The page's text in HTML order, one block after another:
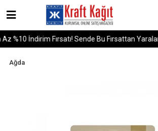
%10 İndirim Fırsatı! Sende Bu Fırsattan Yaralan
Ağda